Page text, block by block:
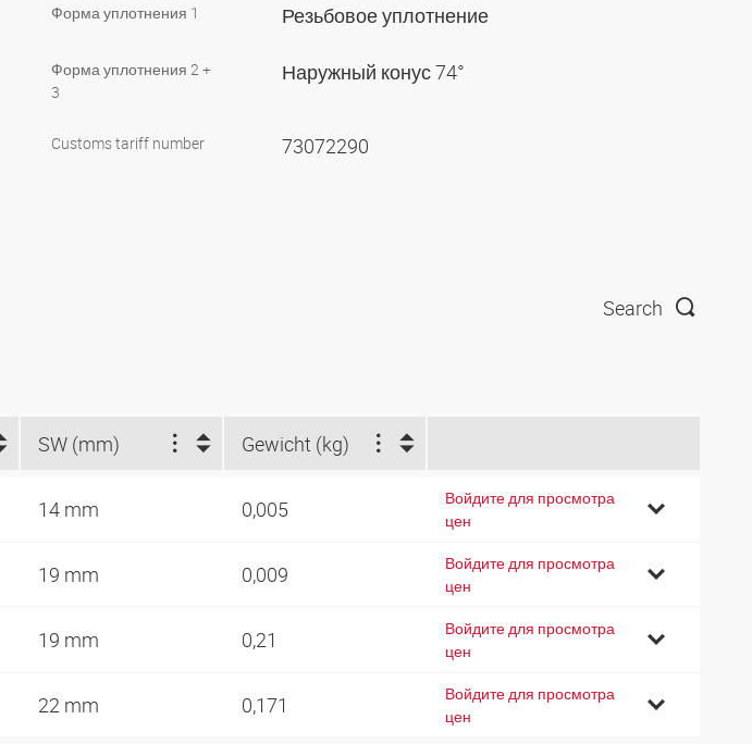
Форма уплотнения 1 Резьбовое уплотнение
Форма уплотнения 2 +
3
Наружный конус 74°
Customs tariff number 73072290
Search
SW (mm) Gewicht (kg)
14 mm 0,005
Войдите для просмотра
цен
19 mm 0,009
Войдите для просмотра
цен
19 mm 0,21
Войдите для просмотра
цен
22 mm 0,171
Войдите для просмотра
цен